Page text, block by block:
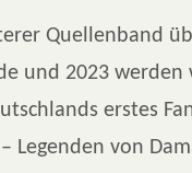
Quellenband
und 2023 werden
erstes
Legenden von